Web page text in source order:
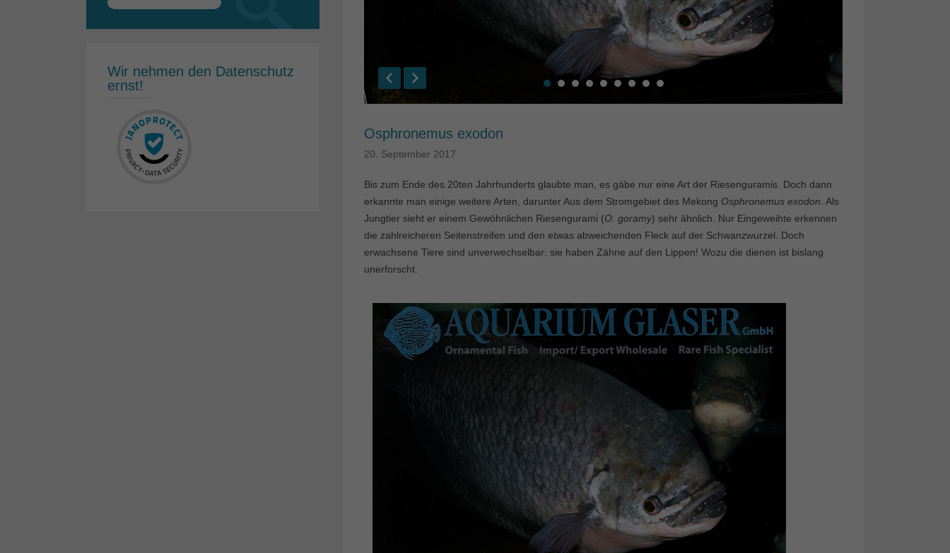
Osphronemus exodon
20. September 2017
Bis zum Ende des 20ten Jahrhunderts glaubte man, es gäbe nur eine Art der Riesenguramis. Doch dann
erkannte man einige weitere Arten, darunter Aus dem Stromgebiet des Mekong Osphronemus exodon . Als
Jungtier sieht er einem Gewöhnlichen Riesengurami (O. goramy) sehr ähnlich. Nur Eingeweihte erkennen
die zahlreicheren Seitenstreifen und den etwas abweichenden Fleck auf der Schwanzwurzel. Doch
erwachsene Tiere sind unverwechselbar: sie haben Zähne auf den Lippen! Wozu die dienen ist bislang
unerforscht.
Suchen
Wir nehmen den Datenschutz
ernst!